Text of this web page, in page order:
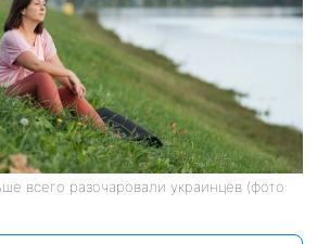
всего разочаровали украинцев (фото: